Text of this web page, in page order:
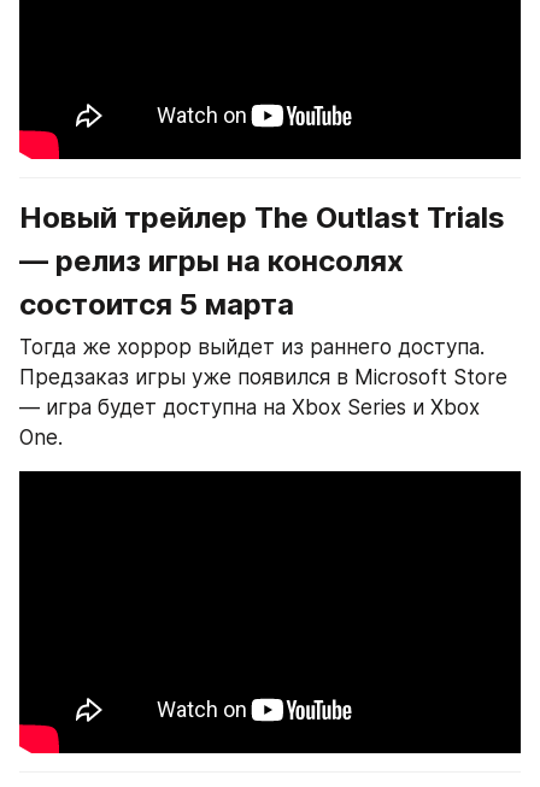
Новый трейлер The Outlast Trials
— релиз игры на консолях
состоится 5 марта
Тогда же хоррор выйдет из раннего доступа.
Предзаказ игры уже появился в Microsoft Store
— игра будет доступна на Xbox Series и Xbox
One.